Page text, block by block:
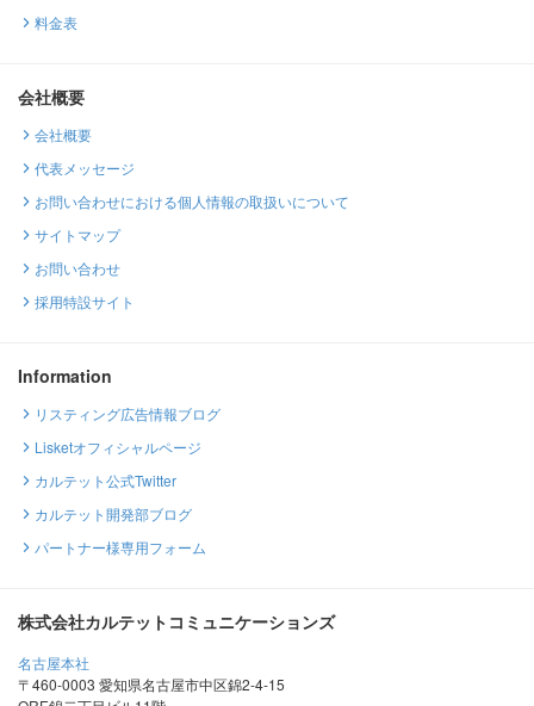
料金表
会社概要
会社概要
代表メッセージ
お問い合わせにおける個人情報の取扱いについて
サイトマップ
お問い合わせ
採用特設サイト
Information
リスティング広告情報ブログ
Lisketオフィシャルページ
カルテット公式Twitter
カルテット開発部ブログ
パートナー様専用フォーム
株式会社カルテットコミュニケーションズ
名古屋本社
〒460-0003 愛知県名古屋市中区錦2-4-15